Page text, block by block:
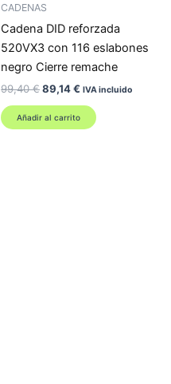
CADENAS
Cadena DID reforzada
520VX3 con 116 eslabones
negro Cierre remache
99,40€El
original
era:
89,14€ El
actual
es:
IVA incluido
Añadir al carrito